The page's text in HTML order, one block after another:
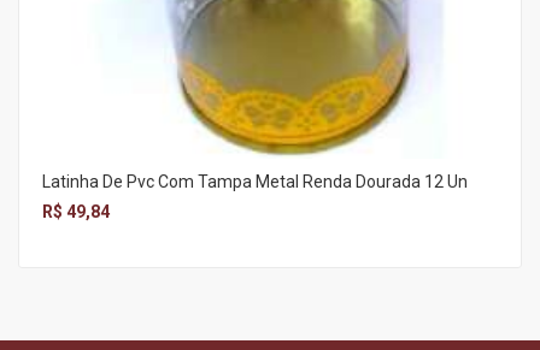
Latinha De Pvc Com Tampa Metal Renda Dourada 12 Un
R$ 49,84